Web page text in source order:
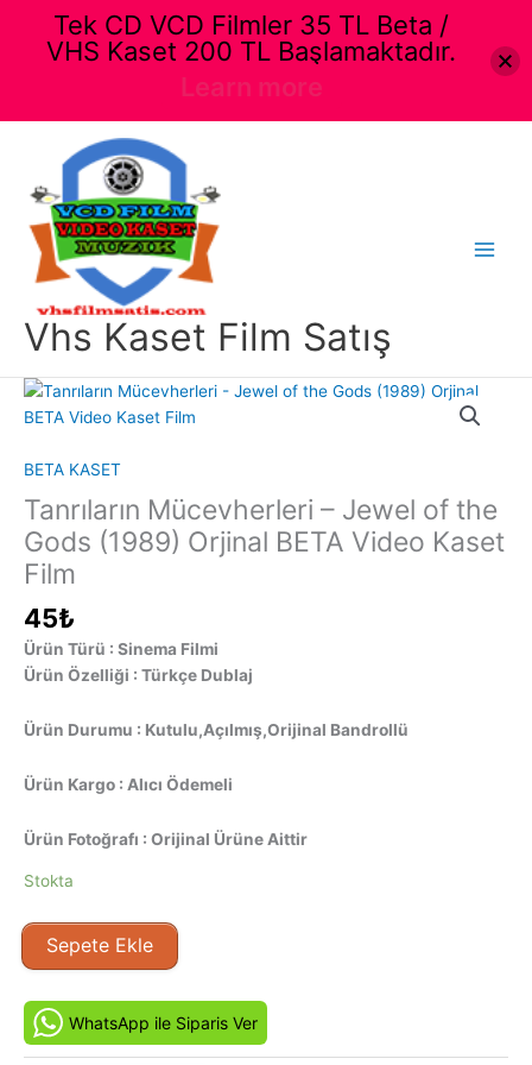
Vhs Kaset Film Satış
BETA KASET
Tanrıların Mücevherleri – Jewel of the
Gods (1989) Orjinal BETA Video Kaset
Film
45₺
Ürün Türü : Sinema Filmi
Ürün Özelliği : Türkçe Dublaj
Ürün Durumu : Kutulu,Açılmış,Orijinal Bandrollü
Ürün Kargo : Alıcı Ödemeli
Ürün Fotoğrafı : Orijinal Ürüne Aittir
Stokta
Tanrıların
Mücevherleri
Jewel
of
Sepete Ekle
WhatsApp ile Siparis Ver
Tek CD VCD Filmler 35 TL Beta /
VHS Kaset 200 TL Başlamaktadır.
Learn more